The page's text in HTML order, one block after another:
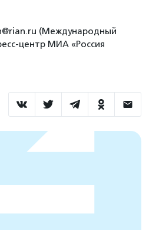
(Международный
центр МИА «Россия